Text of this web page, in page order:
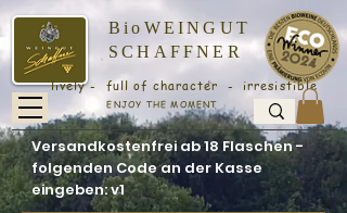
lively - full of character - irresistible
ENJOY THE MOMENT
BioWEINGUT
SCHAFFNER
Versandkostenfrei ab 18 Flaschen -
folgenden Code an der Kasse
eingeben: v1